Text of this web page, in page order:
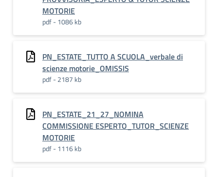
MOTORIE
pdf - 1086 kb
PN_ESTATE_TUTTO A SCUOLA_verbale di
scienze motorie_OMISSIS
pdf - 2187 kb
PN_ESTATE_21_27_NOMINA
COMMISSIONE ESPERTO_TUTOR_SCIENZE
MOTORIE
pdf - 1116 kb